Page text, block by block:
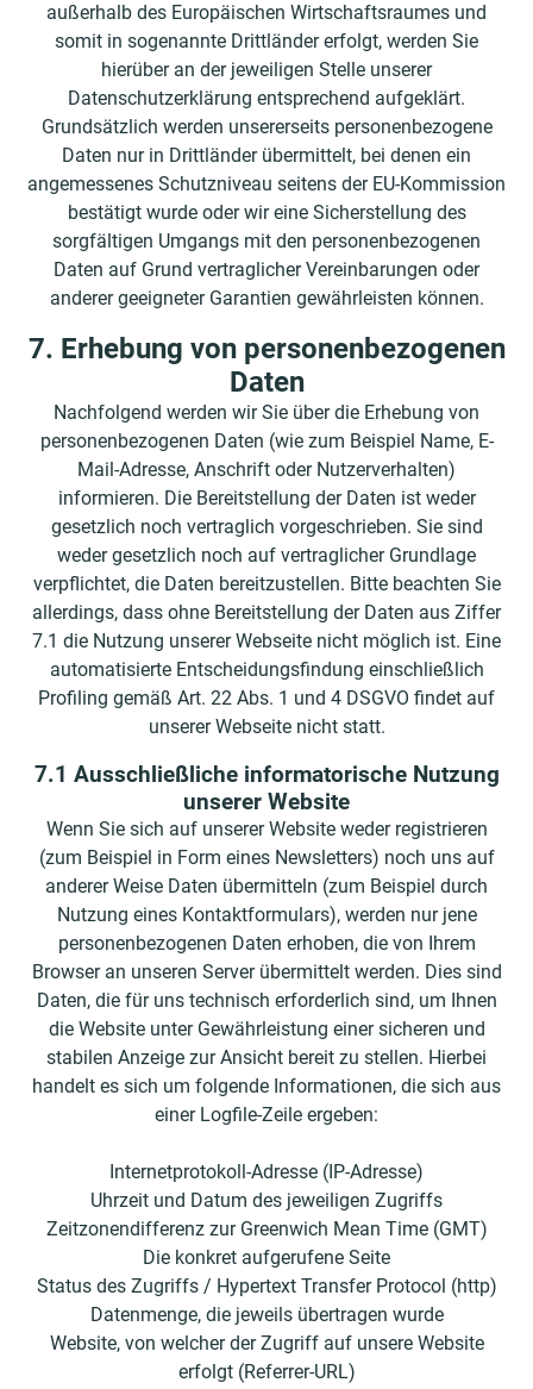
außerhalb des Europäischen Wirtschaftsraumes und
somit in sogenannte Drittländer erfolgt, werden Sie
hierüber an der jeweiligen Stelle unserer
Datenschutzerklärung entsprechend aufgeklärt.
Grundsätzlich werden unsererseits personenbezogene
Daten nur in Drittländer übermittelt, bei denen ein
angemessenes Schutzniveau seitens der EU-Kommission
bestätigt wurde oder wir eine Sicherstellung des
sorgfältigen Umgangs mit den personenbezogenen
Daten auf Grund vertraglicher Vereinbarungen oder
anderer geeigneter Garantien gewährleisten können.
7. Erhebung von personenbezogenen
Daten
Nachfolgend werden wir Sie über die Erhebung von
personenbezogenen Daten (wie zum Beispiel Name, E-
Mail-Adresse, Anschrift oder Nutzerverhalten)
informieren. Die Bereitstellung der Daten ist weder
gesetzlich noch vertraglich vorgeschrieben. Sie sind
weder gesetzlich noch auf vertraglicher Grundlage
verpflichtet, die Daten bereitzustellen. Bitte beachten Sie
allerdings, dass ohne Bereitstellung der Daten aus Ziffer
7.1 die Nutzung unserer Webseite nicht möglich ist. Eine
automatisierte Entscheidungsfindung einschließlich
Profiling gemäß Art. 22 Abs. 1 und 4 DSGVO findet auf
unserer Webseite nicht statt.
7.1 Ausschließliche informatorische Nutzung
unserer Website
Wenn Sie sich auf unserer Website weder registrieren
(zum Beispiel in Form eines Newsletters) noch uns auf
anderer Weise Daten übermitteln (zum Beispiel durch
Nutzung eines Kontaktformulars), werden nur jene
personenbezogenen Daten erhoben, die von Ihrem
Browser an unseren Server übermittelt werden. Dies sind
Daten, die für uns technisch erforderlich sind, um Ihnen
die Website unter Gewährleistung einer sicheren und
stabilen Anzeige zur Ansicht bereit zu stellen. Hierbei
handelt es sich um folgende Informationen, die sich aus
einer Logfile-Zeile ergeben:
Internetprotokoll-Adresse (IP-Adresse)
Uhrzeit und Datum des jeweiligen Zugriffs
Zeitzonendifferenz zur Greenwich Mean Time (GMT)
Die konkret aufgerufene Seite
Status des Zugriffs / Hypertext Transfer Protocol (http)
Datenmenge, die jeweils übertragen wurde
Website, von welcher der Zugriff auf unsere Website
erfolgt (Referrer-URL)